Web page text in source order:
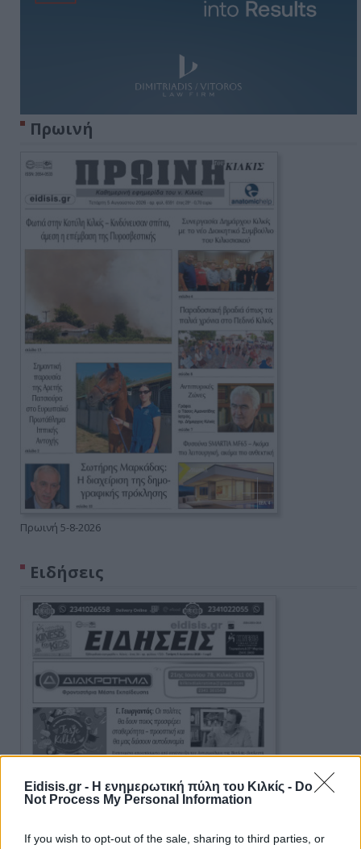
Eidisis.gr - Η ενημερωτική πύλη του Κιλκίς - Do
Not Process My Personal Information
If you wish to opt-out of the sale, sharing to third parties, or
Πρωινή
Πρωινή 5-8-2026
Ειδήσεις